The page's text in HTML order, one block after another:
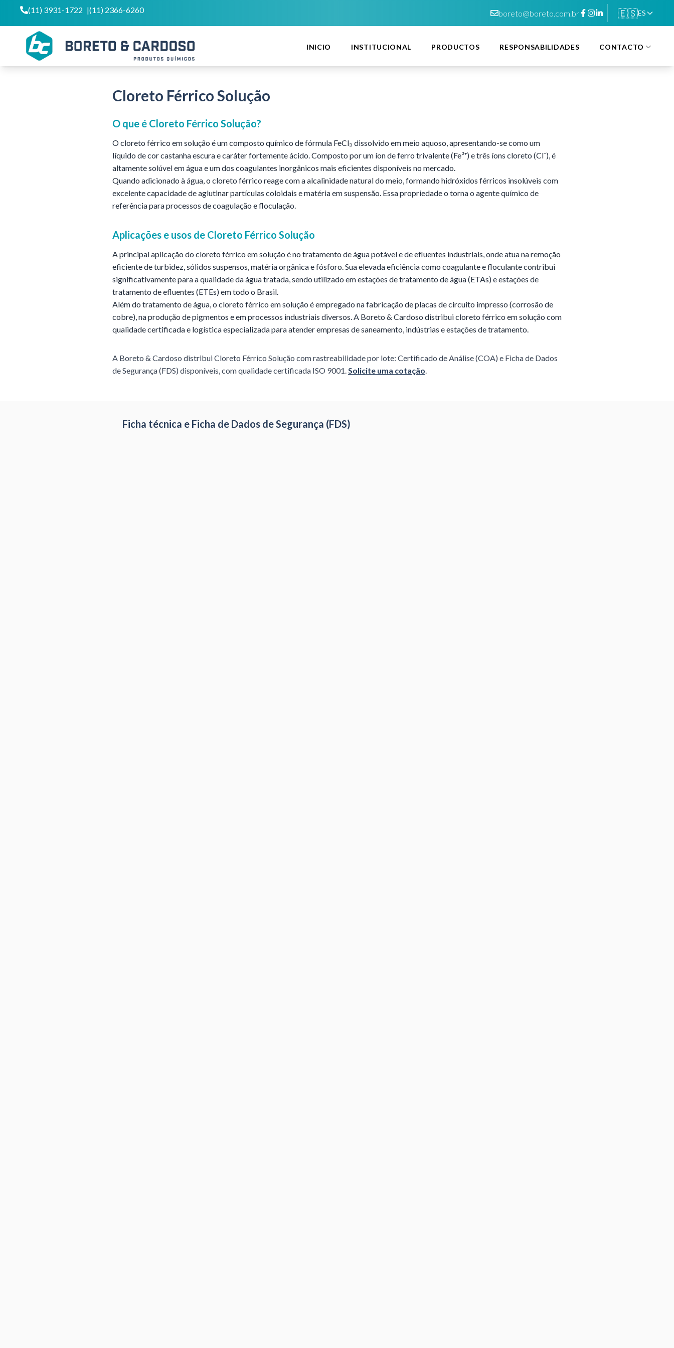
(11) 3931-1722 |(11) 2366-6260 boreto@boreto.com.br 🇪🇸ES
INICIO INSTITUCIONAL PRODUCTOS RESPONSABILIDADES CONTACTO
Cloreto Férrico Solução
O que é Cloreto Férrico Solução?
O cloreto férrico em solução é um composto químico de fórmula FeCl₃ dissolvido em meio aquoso, apresentando-se como um
líquido de cor castanha escura e caráter fortemente ácido. Composto por um íon de ferro trivalente (Fe³⁺) e três íons cloreto (Cl⁻), é
altamente solúvel em água e um dos coagulantes inorgânicos mais eficientes disponíveis no mercado.
Quando adicionado à água, o cloreto férrico reage com a alcalinidade natural do meio, formando hidróxidos férricos insolúveis com
excelente capacidade de aglutinar partículas coloidais e matéria em suspensão. Essa propriedade o torna o agente químico de
referência para processos de coagulação e floculação.
Aplicações e usos de Cloreto Férrico Solução
A principal aplicação do cloreto férrico em solução é no tratamento de água potável e de efluentes industriais, onde atua na remoção
eficiente de turbidez, sólidos suspensos, matéria orgânica e fósforo. Sua elevada eficiência como coagulante e floculante contribui
significativamente para a qualidade da água tratada, sendo utilizado em estações de tratamento de água (ETAs) e estações de
tratamento de efluentes (ETEs) em todo o Brasil.
Além do tratamento de água, o cloreto férrico em solução é empregado na fabricação de placas de circuito impresso (corrosão de
cobre), na produção de pigmentos e em processos industriais diversos. A Boreto & Cardoso distribui cloreto férrico em solução com
qualidade certificada e logística especializada para atender empresas de saneamento, indústrias e estações de tratamento.
A Boreto & Cardoso distribuiCloreto Férrico Solução com rastreabilidade por lote: Certificado de Análise (COA) e Ficha de Dados
de Segurança (FDS) disponíveis, com qualidade certificada ISO 9001.Solicite uma cotação.
Ficha técnica e Ficha de Dados de Segurança (FDS)